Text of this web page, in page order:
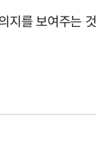
지를 보여주는